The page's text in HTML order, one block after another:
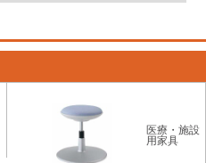
医療・施設
用家具